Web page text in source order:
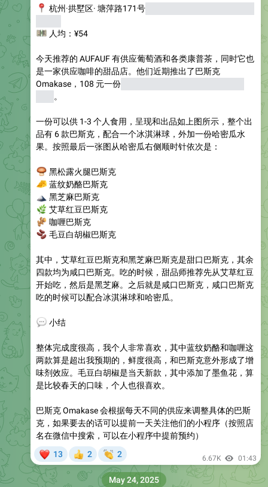
杭州·拱墅区· 塘萍路171号（近期商家要搬家，但也会在
人均：¥54
今天推荐的 AUFAUF 有供应葡萄酒和各类康普茶，同时它也
是一家供应咖啡的甜品店。他们近期推出了巴斯克
Omakase，108 元一份
。
一份可以供 1-3 个人食用，呈现和出品如上图所示，整个出
品有 6 款巴斯克，配合一个冰淇淋球，外加一份哈密瓜水
果。按照最后一张图从哈密瓜右侧顺时针依次是：
黑松露火腿巴斯克
蓝纹奶酪巴斯克
黑芝麻巴斯克
艾草红豆巴斯克
咖喱巴斯克
毛豆白胡椒巴斯克
其中，艾草红豆巴斯克和黑芝麻巴斯克是甜口巴斯克，其余
四款均为咸口巴斯克。吃的时候，甜品师推荐先从艾草红豆
开始吃，然后是黑芝麻。之后就是咸口巴斯克，咸口巴斯克
吃的时候可以配合冰淇淋球和哈密瓜。
小结
整体完成度很高，我个人非常喜欢，其中蓝纹奶酪和咖喱这
两款算是超出我预期的，鲜度很高，和巴斯克意外形成了增
味剂效应。毛豆白胡椒是当天新款，其中添加了墨鱼花，算
是比较春天的口味，个人也很喜欢。
巴斯克 Omakase 会根据每天不同的供应来调整具体的巴斯
克，如果要去的话可以提前一天关注他们的小程序（按照店
名在微信中搜索，可以在小程序中提前预约）
13 2
👏
2 6.67K 01:43
May 24, 2025